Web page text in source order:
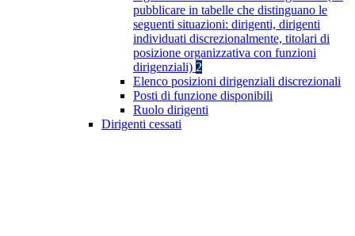
pubblicare in tabelle che distinguano le
seguenti situazioni: dirigenti, dirigenti
individuati discrezionalmente, titolari di
posizione organizzativa con funzioni
dirigenziali) 2
Elenco posizioni dirigenziali discrezionali
Posti di funzione disponibili
Ruolo dirigenti
Dirigenti cessati